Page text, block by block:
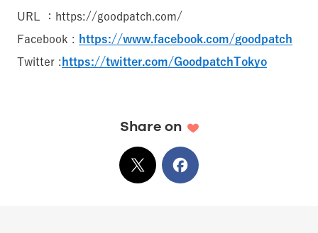
URL ：https://goodpatch.com/
Facebook : https://www.facebook.com/goodpatch
Twitter : https://twitter.com/GoodpatchTokyo
Share on
XでシェアFacebook